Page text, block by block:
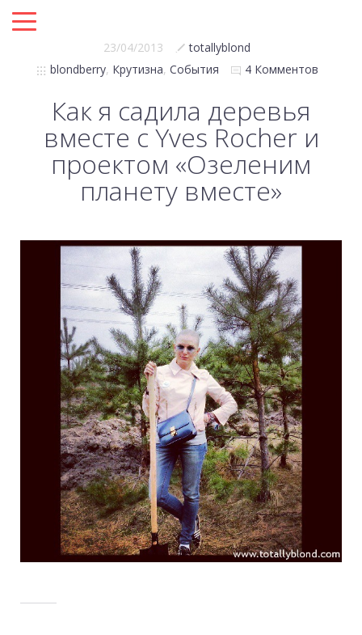
23/04/2013
totallyblond
blondberry, Крутизна, События 4 Комментов
Как я садила деревья
вместе с Yves Rocher и
проектом «Озеленим
планету вместе»